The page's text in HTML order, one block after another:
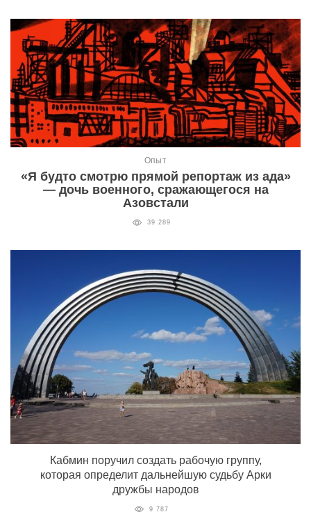
Опыт
«Я будто смотрю прямой репортаж из ада»
— дочь военного, сражающегося на
Азовстали
39 289
Кабмин поручил создать рабочую группу,
которая определит дальнейшую судьбу Арки
дружбы народов
9 787